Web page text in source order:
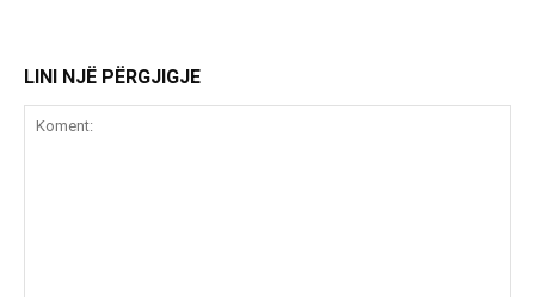
LINI NJË PËRGJIGJE